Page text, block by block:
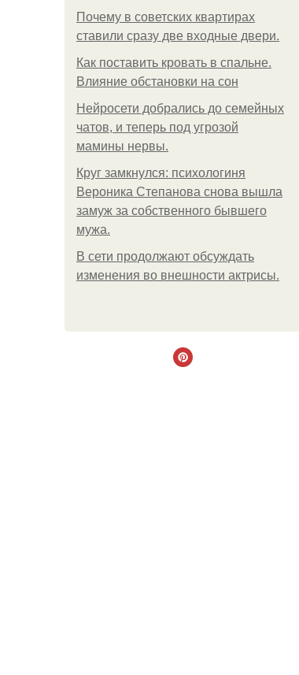
Почему в советских квартирах
ставили сразу две входные двери.
Как поставить кровать в спальне.
Влияние обстановки на сон
Нейросети добрались до семейных
чатов, и теперь под угрозой
мамины нервы.
Круг замкнулся: психологиня
Вероника Степанова снова вышла
замуж за собственного бывшего
мужа.
В сети продолжают обсуждать
изменения во внешности актрисы.